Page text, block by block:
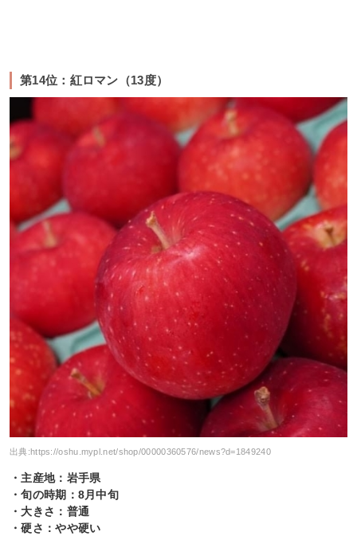
第14位：紅ロマン（13度）
出典: https://oshu.mypl.net/shop/00000360576/news?d=1849240
・主産地：岩手県
・旬の時期：8月中旬
・大きさ：普通
・硬さ：やや硬い